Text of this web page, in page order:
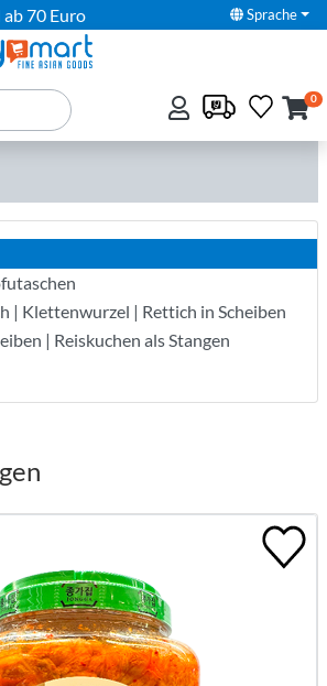
70 Euro Sprache
0
| Klettenwurzel | Rettich in Scheiben
| Reiskuchen als Stangen